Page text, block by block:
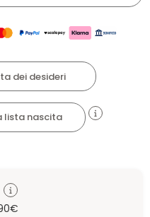
dei desideri
lista nascita